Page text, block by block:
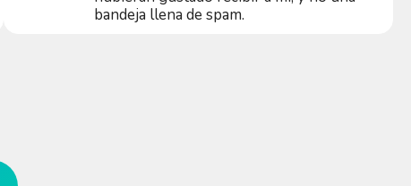
bandeja llena de spam.